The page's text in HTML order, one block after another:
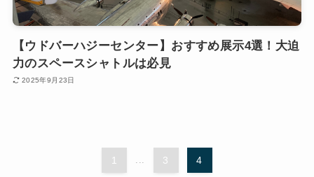
【ウドバーハジーセンター】おすすめ展示4選！大迫
力のスペースシャトルは必見
2025年9月23日
1 3 4